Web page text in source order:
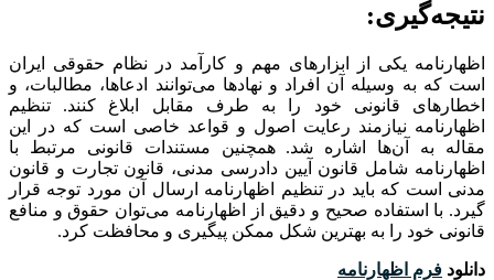
نتیجه‌گیری:
اظهارنامه یکی از ابزارهای مهم و کارآمد در نظام حقوقی ایران
است که به وسیله آن افراد و نهادها می‌توانند ادعاها، مطالبات، و
اخطارهای قانونی خود را به طرف مقابل ابلاغ کنند. تنظیم
اظهارنامه نیازمند رعایت اصول و قواعد خاصی است که در این
مقاله به آن‌ها اشاره شد. همچنین مستندات قانونی مرتبط با
اظهارنامه شامل قانون آیین دادرسی مدنی، قانون تجارت و قانون
مدنی است که باید در تنظیم اظهارنامه ارسال آن مورد توجه قرار
گیرد. با استفاده صحیح و دقیق از اظهارنامه می‌توان حقوق و منافع
قانونی خود را به بهترین شکل ممکن پیگیری و محافظت کرد.
دانلود فرم اظهارنامه